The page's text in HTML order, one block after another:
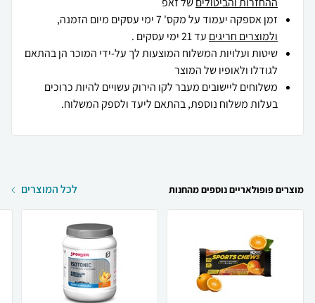
זמן אספקה יעמוד על מקס' 7 ימי עסקים מיום הזמנה,
ולמוצרים חריגים עד 21 ימי עסקים .
שיטות ועלויות המשלוח המוצעות לך על-ידי המוכר הן בהתאם
לגודלו ולאופיו של המוצר
משלוחים ליישובים מעבר לקו הירוק עשויים להיות כרוכים
בעלות משלוח נוספת, בהתאם ליעד ולספק המשלוח.
מוצרים פופולאריים נוספים מהחנות לכל המוצרים